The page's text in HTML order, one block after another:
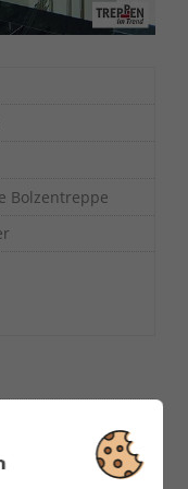
Bolzentreppe
Stufen